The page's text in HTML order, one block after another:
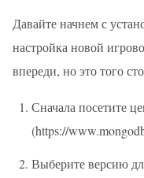
Давайте начнем с
настройка новой
впереди, но это того
Сначала посетите
(https://
Выберите версию